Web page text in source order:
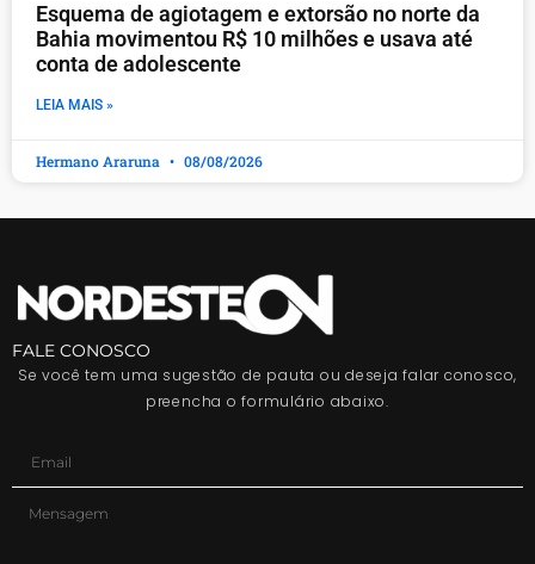
Esquema de agiotagem e extorsão no norte da
Bahia movimentou R$ 10 milhões e usava até
conta de adolescente
LEIA MAIS »
Hermano Araruna 08/08/2026
FALE CONOSCO
Se você tem uma sugestão de pauta ou deseja falar conosco,
preencha o formulário abaixo.